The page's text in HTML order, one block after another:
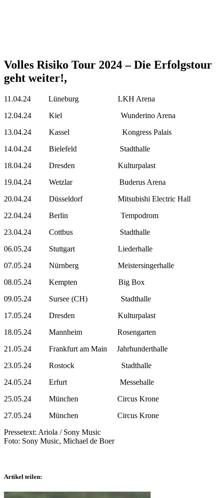
Volles Risiko Tour 2024 – Die Erfolgstour
geht weiter!,
11.04.24 Lüneburg LKH Arena
12.04.24 Kiel Wunderino Arena
13.04.24 Kassel Kongress Palais
14.04.24 Bielefeld Stadthalle
18.04.24 Dresden Kulturpalast
19.04.24 Wetzlar Buderus Arena
20.04.24 Düsseldorf Mitsubishi Electric Hall
22.04.24 Berlin Tempodrom
23.04.24 Cottbus Stadthalle
06.05.24 Stuttgart Liederhalle
07.05.24 Nürnberg Meistersingerhalle
08.05.24 Kempten Big Box
09.05.24 Sursee (CH) Stadthalle
17.05.24 Dresden Kulturpalast
18.05.24 Mannheim Rosengarten
21.05.24 Frankfurt am Main Jahrhunderthalle
23.05.24 Rostock Stadthalle
24.05.24 Erfurt Messehalle
25.05.24 München Circus Krone
27.05.24 München Circus Krone
Pressetext: Ariola / Sony Music
Foto: Sony Music, Michael de Boer
Artikel teilen: